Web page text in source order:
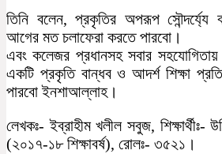
তিনি বলেন, প্রকৃতির অপরূপ সৌন্দর্য্যে
আগের মত চলাফেরা করতে পারবো।
এবং কলেজর প্রধানসহ সবার
একটি প্রকৃতি বান্ধব ও আদর্শ শিক্ষা
পারবো ইনশাআল্লাহ।
লেখকঃ- ইব্রাহীম খলীল সবুজ, শিক্ষার্থীঃ-
(২০১৭-১৮ শিক্ষাবর্ষ), রোলঃ- ৩৫২১।